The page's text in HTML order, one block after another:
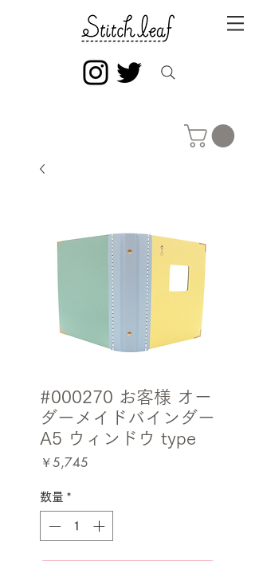
#000270 お客様 オー
ダーメイドバインダー
A5 ウィンドウ type
￥5,745
数量 *